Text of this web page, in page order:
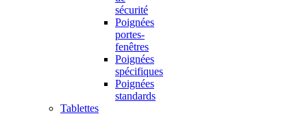
sécurité
Poignées
portes-
fenêtres
Poignées
spécifiques
Poignées
standards
Tablettes